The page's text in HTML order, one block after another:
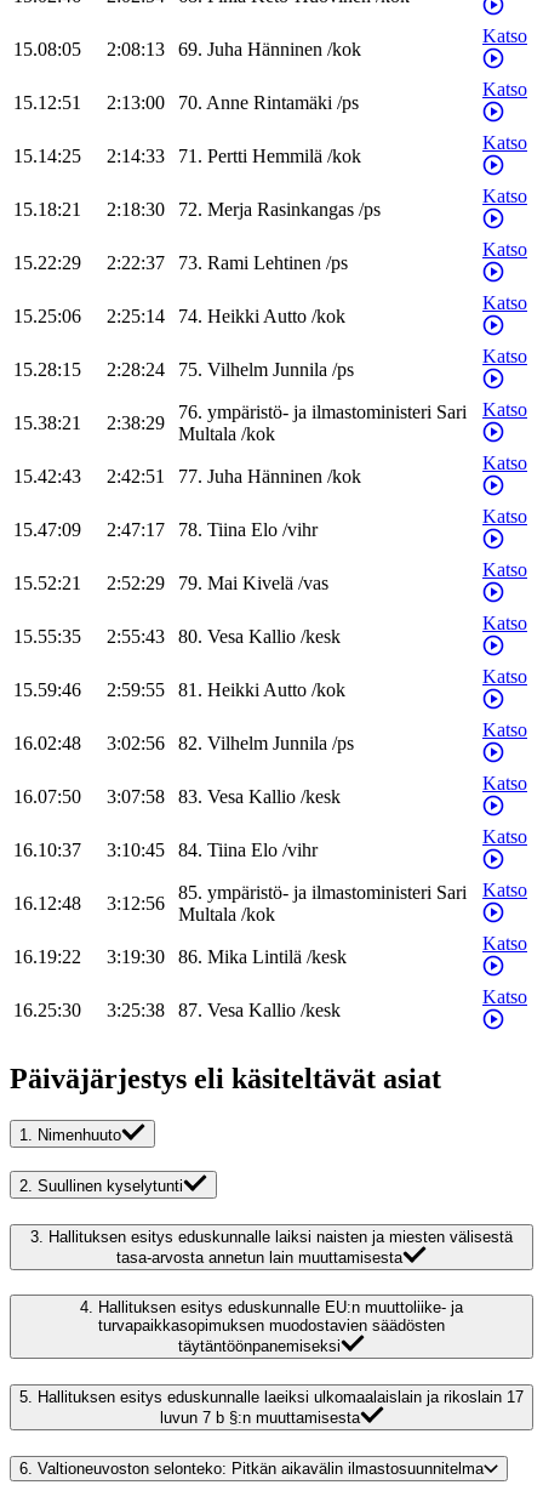
15.08:05 2:08:13 69. Juha Hänninen /kok
Katso
15.12:51 2:13:00 70. Anne Rintamäki /ps
Katso
15.14:25 2:14:33 71. Pertti Hemmilä /kok
Katso
15.18:21 2:18:30 72. Merja Rasinkangas /ps
Katso
15.22:29 2:22:37 73. Rami Lehtinen /ps
Katso
15.25:06 2:25:14 74. HeikkiAutto /kok
Katso
15.28:15 2:28:24 75. Vilhelm Junnila /ps
Katso
15.38:21 2:38:29
76. ympäristö- ja ilmastoministeri Sari
Multala /kok
Katso
15.42:43 2:42:51 77. Juha Hänninen /kok
Katso
15.47:09 2:47:17 78. Tiina Elo /vihr
Katso
15.52:21 2:52:29 79. Mai Kivelä /vas
Katso
15.55:35 2:55:43 80. Vesa Kallio /kesk
Katso
15.59:46 2:59:55 81. HeikkiAutto /kok
Katso
16.02:48 3:02:56 82. Vilhelm Junnila /ps
Katso
16.07:50 3:07:58 83. Vesa Kallio /kesk
Katso
16.10:37 3:10:45 84. Tiina Elo /vihr
Katso
16.12:48 3:12:56
85. ympäristö- ja ilmastoministeri Sari
Multala /kok
Katso
16.19:22 3:19:30 86. Mika Lintilä /kesk
Katso
16.25:30 3:25:38 87. Vesa Kallio /kesk
Katso
Päiväjärjestys eli käsiteltävät asiat
1. Nimenhuuto
2. Suullinen kyselytunti
3. Hallituksen esitys eduskunnalle laiksi naisten ja miesten välisestä
tasa-arvosta annetun lain muuttamisesta
4. Hallituksen esitys eduskunnalle EU:n muuttoliike- ja
turvapaikkasopimuksen muodostavien säädösten
täytäntöönpanemiseksi
5. Hallituksen esitys eduskunnalle laeiksi ulkomaalaislain ja rikoslain 17
luvun 7 b §:n muuttamisesta
6. Valtioneuvoston selonteko: Pitkän aikavälin ilmastosuunnitelma